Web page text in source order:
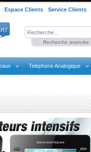
Espace Clients Service Clients
Recherche avancée
Telephone Analogique